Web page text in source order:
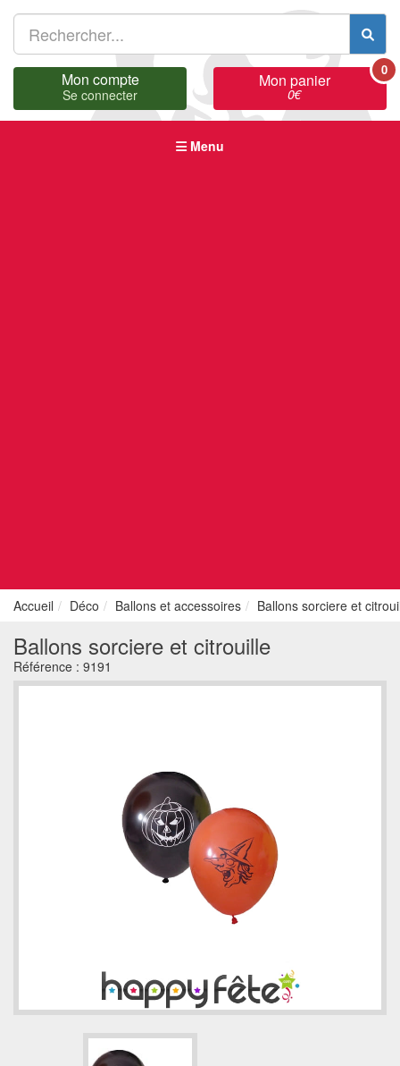
Mon compte
Se connecter
Mon panier
0€
0
Menu
Accueil Déco Ballons et accessoires Ballons sorciere et
Ballons sorciere et citrouille
Référence : 9191